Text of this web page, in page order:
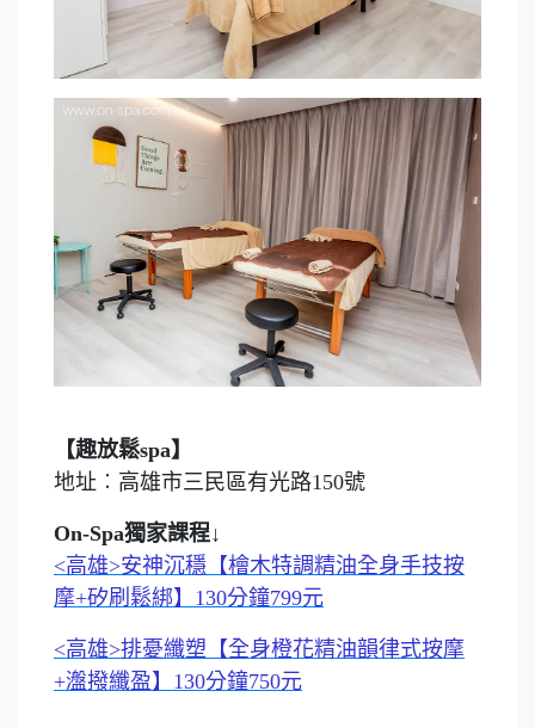
【趣放鬆spa】
地址︰高雄市三民區有光路150號
On-Spa獨家課程↓
<高雄>安神沉穩【檜木特調精油全身手技按
摩+矽刷鬆綁】130分鐘799元
<高雄>排憂纖塑【全身橙花精油韻律式按摩
+瀊撥纖盈】130分鐘750元